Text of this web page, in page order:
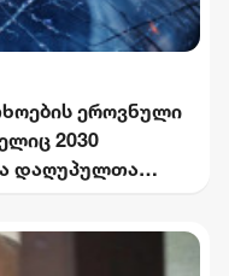
ეროვნული
2030
დაღუპულთა